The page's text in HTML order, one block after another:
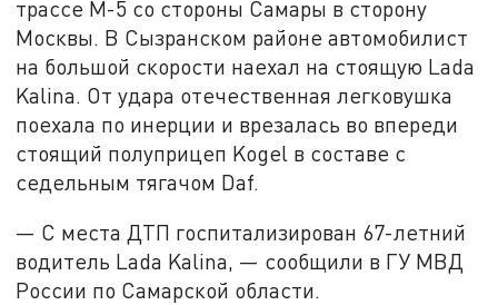
трассе М-5 со стороны Самары в сторону
Москвы. В Сызранском районе автомобилист
на большой скорости наехал на стоящую Lada
Kalina. От удара отечественная легковушка
поехала по инерции и врезалась во впереди
стоящий полуприцеп Kogel в составе с
седельным тягачом Daf.
— С места ДТП госпитализирован 67-летний
водитель Lada Kalina, — сообщили в ГУ МВД
России по Самарской области.